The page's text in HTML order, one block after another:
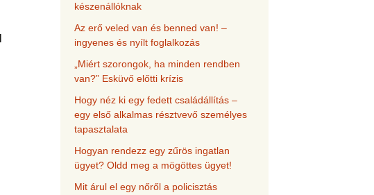
készenállóknak
Az erő veled van és benned van! –
ingyenes és nyílt foglalkozás
„Miért szorongok, ha minden rendben
van?” Esküvő előtti krízis
Hogy néz ki egy fedett családállítás –
egy első alkalmas résztvevő személyes
tapasztalata
Hogyan rendezz egy zűrös ingatlan
ügyet? Oldd meg a mögöttes ügyet!
Mit árul el egy nőről a policisztás